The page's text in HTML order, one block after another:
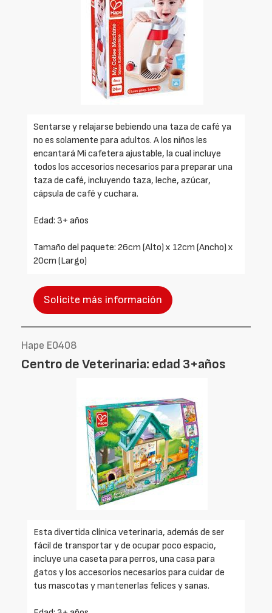
Sentarse y relajarse bebiendo una taza de café ya
no es solamente para adultos. A los niños les
encantará Mi cafetera ajustable, la cual incluye
todos los accesorios necesarios para preparar una
taza de café, incluyendo taza, leche, azúcar,
cápsula de café y cuchara.
Edad: 3+ años
Tamaño del paquete: 26cm (Alto) x 12cm (Ancho) x
20cm (Largo)
Solicite más información
Hape E0408
Centro de Veterinaria: edad 3+años
Esta divertida clínica veterinaria, además de ser
fácil de transportar y de ocupar poco espacio,
incluye una caseta para perros, una casa para
gatos y los accesorios necesarios para cuidar de
tus mascotas y mantenerlas felices y sanas.